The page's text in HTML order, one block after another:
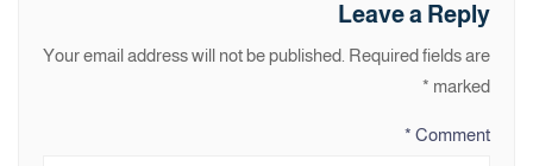
Leave a Reply
Your email address will not be published. Required fields are
marked
*
Comment
*